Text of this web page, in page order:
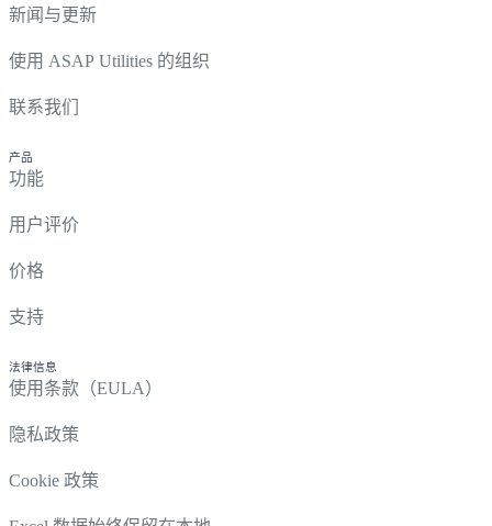
新闻与更新
使用 ASAP Utilities 的组织
联系我们
产品
功能
用户评价
价格
支持
法律信息
使用条款（EULA）
隐私政策
Cookie 政策